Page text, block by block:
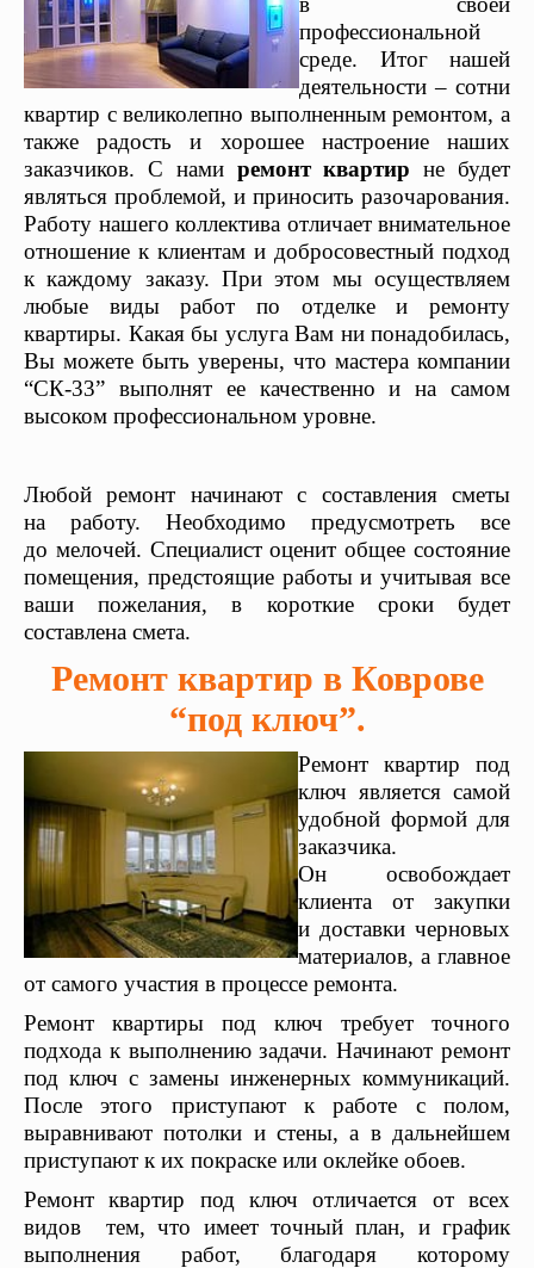
профессиональной
среде. Итог нашей
деятельности – сотни
квартир с великолепно выполненным ремонтом, а
также радость и хорошее настроение наших
заказчиков. С нами ремонт квартир не будет
являться проблемой, и приносить разочарования.
Работу нашего коллектива отличает внимательное
отношение к клиентам и добросовестный подход
к каждому заказу. При этом мы осуществляем
любые виды работ по отделке и ремонту
квартиры. Какая бы услуга Вам ни понадобилась,
Вы можете быть уверены, что мастера компании
“СК-33” выполнят ее качественно и на самом
высоком профессиональном уровне.
Любой ремонт начинают с
составления сметы
на
работу. Необходимо предусмотреть все
до мелочей. Специалист оценит общее состояние
помещения, предстоящие работы и учитывая все
ваши пожелания, в
короткие сроки будет
составлена смета.
Ремонт квартир в Коврове
“под ключ”.
Ремонт квартир под
ключ является самой
удобной формой для
заказчика.
Он освобождает
клиента от закупки
и доставки черновых
материалов, а главное
от самого участия в процессе ремонта.
Ремонт квартиры под ключ требует точного
подхода к выполнению задачи. Начинают ремонт
под ключ с замены инженерных коммуникаций.
После этого приступают к работе с полом,
выравнивают потолки и стены, а в дальнейшем
приступают к их покраске или оклейке обоев.
Ремонт квартир под ключ отличается от всех
видов тем, что имеет точный план, и график
выполнения работ, благодаря которому